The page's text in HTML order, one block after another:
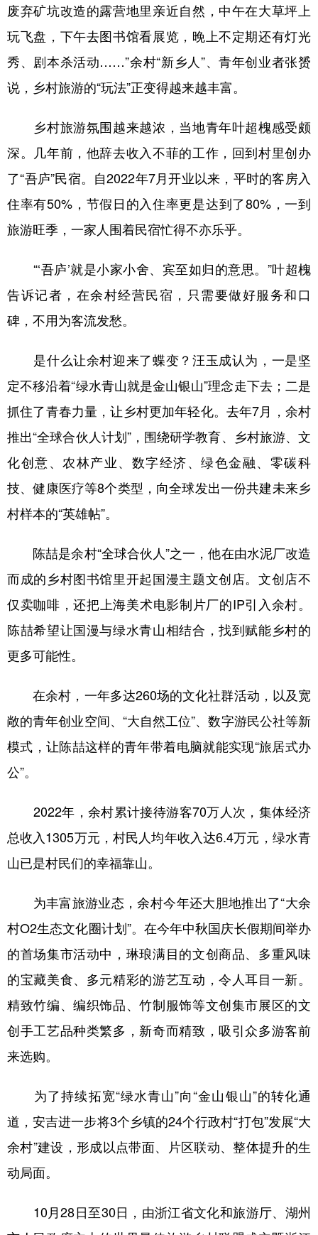
陕西 青海 宁夏
新疆 内蒙古 黑龙江
多语种频道
Русский язык 日本語 한국어
Deutsch Português
废弃矿坑改造的露营地里亲近自然，中午在大草坪上
玩飞盘，下午去图书馆看展览，晚上不定期还有灯光
秀、剧本杀活动……”余村“新乡人”、青年创业者张赟
说，乡村旅游的“玩法”正变得越来越丰富。
乡村旅游氛围越来越浓，当地青年叶超槐感受颇
深。几年前，他辞去收入不菲的工作，回到村里创办
了“吾庐”民宿。自2022年7月开业以来，平时的客房入
住率有50%，节假日的入住率更是达到了80%，一到
旅游旺季，一家人围着民宿忙得不亦乐乎。
“‘吾庐’就是小家小舍、宾至如归的意思。”叶超槐
告诉记者，在余村经营民宿，只需要做好服务和口
碑，不用为客流发愁。
是什么让余村迎来了蝶变？汪玉成认为，一是坚
定不移沿着“绿水青山就是金山银山”理念走下去；二是
抓住了青春力量，让乡村更加年轻化。去年7月，余村
推出“全球合伙人计划”，围绕研学教育、乡村旅游、文
化创意、农林产业、数字经济、绿色金融、零碳科
技、健康医疗等8个类型，向全球发出一份共建未来乡
村样本的“英雄帖”。
陈喆是余村“全球合伙人”之一，他在由水泥厂改造
而成的乡村图书馆里开起国漫主题文创店。文创店不
仅卖咖啡，还把上海美术电影制片厂的IP引入余村。
陈喆希望让国漫与绿水青山相结合，找到赋能乡村的
更多可能性。
在余村，一年多达260场的文化社群活动，以及宽
敞的青年创业空间、“大自然工位”、数字游民公社等新
模式，让陈喆这样的青年带着电脑就能实现“旅居式办
公”。
2022年，余村累计接待游客70万人次，集体经济
总收入1305万元，村民人均年收入达6.4万元，绿水青
山已是村民们的幸福靠山。
为丰富旅游业态，余村今年还大胆地推出了“大余
村O2生态文化圈计划”。在今年中秋国庆长假期间举办
的首场集市活动中，琳琅满目的文创商品、多重风味
的宝藏美食、多元精彩的游艺互动，令人耳目一新。
精致竹编、编织饰品、竹制服饰等文创集市展区的文
创手工艺品种类繁多，新奇而精致，吸引众多游客前
来选购。
为了持续拓宽“绿水青山”向“金山银山”的转化通
道，安吉进一步将3个乡镇的24个行政村“打包”发展“大
余村”建设，形成以点带面、片区联动、整体提升的生
动局面。
10月28日至30日，由浙江省文化和旅游厅、湖州